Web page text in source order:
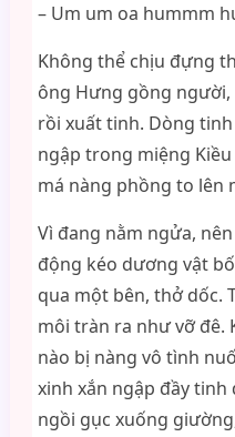
– Um um oa hummm
Không thể chịu đựng
ông Hưng gồng
rồi xuất tinh. Dòng
ngập trong miệng
má nàng phồng to lên
Vì đang nằm ngửa,
động kéo dương vật
qua một bên, thở dốc.
môi tràn ra như vỡ đê.
nào bị nàng vô tình
xinh xắn ngập đầy
ngồi gục xuống